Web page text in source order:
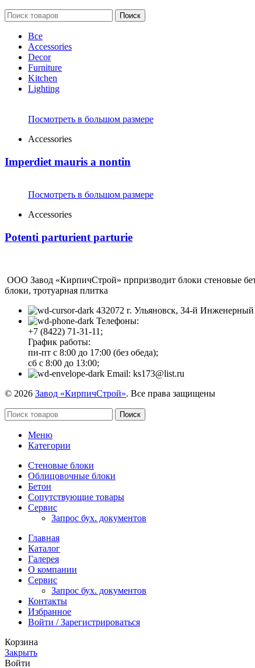
Поиск
Все
Accessories
Decor
Furniture
Kitchen
Lighting
Посмотреть в большом размере
Accessories
Imperdiet mauris a nontin
Посмотреть в большом размере
Accessories
Potenti parturient parturie
ООО Завод «КирпичСтрой» прпризводит блоки стеновые
блоки, тротуарная плитка
432072 г. Ульяновск, 34-й
Телефоны:
+7 (8422) 71-31-11;
График работы:
пн-пт с 8:00 до 17:00 (без обеда);
сб с 8:00 до 13:00;
Email: ks173@list.ru
© 2026 Завод «КирпичСтрой». Все права защищены
Поиск
Меню
Категории
Стеновые блоки
Облицовочные блоки
Бетон
Сопутствующие товары
Сервис
Запрос бух. документов
Главная
Каталог
Галерея
О компании
Сервис
Запрос бух. документов
Контакты
Избранное
Войти / Зарегистрироваться
Корзина
Закрыть
Войти